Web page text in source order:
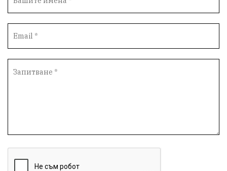
Столичен общински съвет Маратон кауза
сбъдната мечта
Счетоводство Референдум Вот на недоверие
Дарение Политическа журналистика